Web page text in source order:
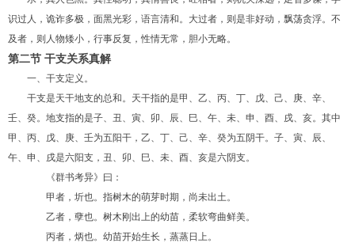
识过人，诡诈多极，面黑光彩，语言清和。大过者，则是非好动，飘荡贪浮。不
及者，则人物矮小，行事反复，性情无常，胆小无略。
第二节 干支关系真解
一、干支定义。
干支是天干地支的总和。天干指的是甲、乙、丙、丁、戊、己、庚、辛、
壬、癸。地支指的是子、丑、寅、卯、辰、巳、午、未、申、酉、戌、亥。其中
甲、丙、戊、庚、壬为五阳干，乙、丁、己、辛、癸为五阴干。子、寅、辰、
午、申、戌是六阳支，丑、卯、巳、未、酉、亥是六阴支。
《群书考异》曰：
甲者，圻也。指树木的萌芽时期，尚未出土。
乙者，孽也。树木刚出上的幼苗，柔软弯曲鲜美。
丙者，炳也。幼苗开始生长，蒸蒸日上。